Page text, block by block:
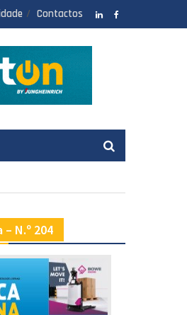
Contactos
N.º 204